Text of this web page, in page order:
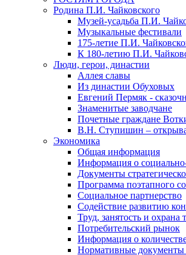
Родина П.И. Чайковского
Музей-усадьба П.И.
Музыкальные фестивали
175-летие П.И.
К 180-летию П.И.
Люди, герои, династии
Аллея славы
Из династии Обуховых
Евгений Пермяк -
Знаменитые заводчане
Почетные граждане
В.Н. Ступишин –
Экономика
Общая информация
Информация о
Документы
Программа поэтапного
Социальное партнерство
Содействие развитию
Труд, занятость и охрана
Потребительский рынок
Информация о
Нормативные документы